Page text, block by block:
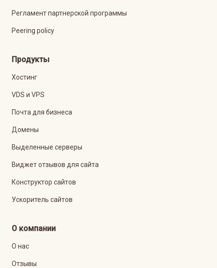
Регламент партнерской программы
Peering policy
Продукты
Хостинг
VDS и VPS
Почта для бизнеса
Домены
Выделенные серверы
Виджет отзывов для сайта
Конструктор сайтов
Ускоритель сайтов
О компании
О нас
Отзывы